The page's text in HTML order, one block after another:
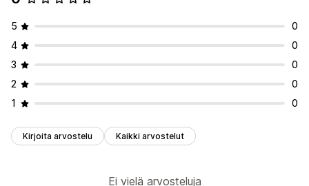
5
0
4
0
3
0
2
0
1
0
Kirjoita arvostelu Kaikki arvostelut
Ei vielä arvosteluja